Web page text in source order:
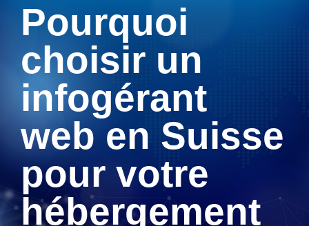
Pourquoi
choisir un
infogérant
web en Suisse
pour votre
hébergement